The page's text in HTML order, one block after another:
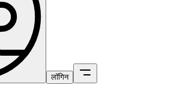
लॉगिन